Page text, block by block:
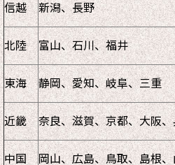
信越 新潟、長野
北陸 富山、石川、福井
東海 静岡、愛知、岐阜、三重
近畿 奈良、滋賀、京都、大阪
中国 岡山、広島、鳥取、島根